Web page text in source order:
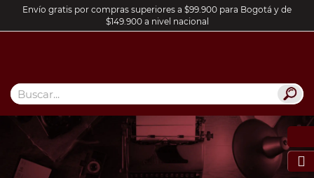
Envío gratis por compras superiores a $99.900 para Bogotá y de
$149.900 a nivel nacional
